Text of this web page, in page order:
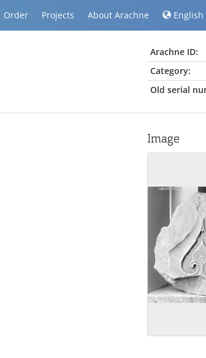
Order Projects About Arachne English
Arachne ID:
Category:
Old serial
Image